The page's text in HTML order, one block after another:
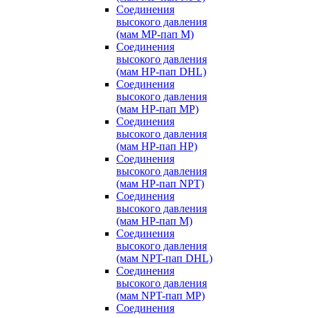
Соединения
высокого давления
(мам MP-пап M)
Соединения
высокого давления
(мам HP-пап DHL)
Соединения
высокого давления
(мам HP-пап MP)
Соединения
высокого давления
(мам HP-пап HP)
Соединения
высокого давления
(мам HP-пап NPT)
Соединения
высокого давления
(мам HP-пап M)
Соединения
высокого давления
(мам NPT-пап DHL)
Соединения
высокого давления
(мам NPT-пап MP)
Соединения